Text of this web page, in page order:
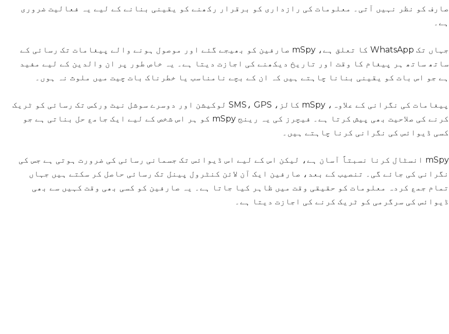
صارف کو نظر نہیں آتی۔ معلومات کی رازداری کو برقرار رکھنے کو یقینی بنانے کے لیے یہ فعالیت ضروری
ہے۔
جہاں تک WhatsApp کا تعلق ہے، mSpy صارفین کو بھیجے گئے اور موصول ہونے والے پیغامات تک رسائی کے
ساتھ ساتھ ہر پیغام کا وقت اور تاریخ دیکھنے کی اجازت دیتا ہے۔ یہ خاص طور پر ان والدین کے لیے مفید
ہے جو اس بات کو یقینی بنانا چاہتے ہیں کہ ان کے بچے نامناسب یا خطرناک بات چیت میں ملوث نہ ہوں۔
پیغامات کی نگرانی کے علاوہ، mSpy کالز، SMS، GPS لوکیشن اور دوسرے سوشل نیٹ ورکس تک رسائی کو ٹریک
کرنے کی صلاحیت بھی پیش کرتا ہے۔ فیچرز کی یہ رینج mSpy کو ہر اس شخص کے لیے ایک جامع حل بناتی ہے جو
کسی ڈیوائس کی نگرانی کرنا چاہتے ہیں۔
mSpy انسٹال کرنا نسبتاً آسان ہے، لیکن اس کے لیے اس ڈیوائس تک جسمانی رسائی کی ضرورت ہوتی ہے جس کی
نگرانی کی جائے گی۔ تنصیب کے بعد، صارفین ایک آن لائن کنٹرول پینل تک رسائی حاصل کر سکتے ہیں جہاں
تمام جمع کردہ معلومات کو حقیقی وقت میں ظاہر کیا جاتا ہے۔ یہ صارفین کو کسی بھی وقت کہیں سے بھی
ڈیوائس کی سرگرمی کو ٹریک کرنے کی اجازت دیتا ہے۔